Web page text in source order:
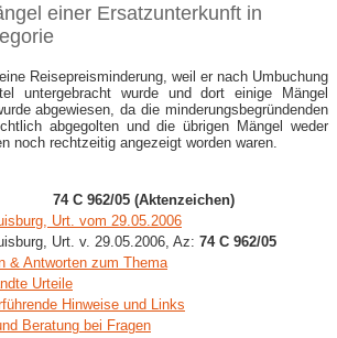
einer Ersatzunterkunft in
Reisepreisminderung, weil er nach Umbuchung
untergebracht wurde und dort einige Mängel
abgewiesen, da die minderungsbegründenden
abgegolten und die übrigen Mängel weder
noch rechtzeitig angezeigt worden waren.
74 C 962/05 (Aktenzeichen)
Urt. vom 29.05.2006
Urt. v. 29.05.2006, Az: 74 C 962/05
& Antworten zum Thema
Urteile
Hinweise und Links
Beratung bei Fragen